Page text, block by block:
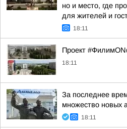
но и место, где
для жителей и
18:11
Проект
18:11
За последнее
множество новых
18:11